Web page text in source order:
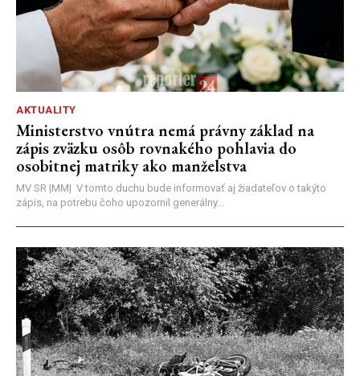
AKTUALITY
Ministerstvo vnútra nemá právny základ na
zápis zväzku osôb rovnakého pohlavia do
osobitnej matriky ako manželstva
MV SR |MM| V tomto duchu bude informovať aj žiadateľov o takýto
zápis, na potrebu čoho upozornil generálny...